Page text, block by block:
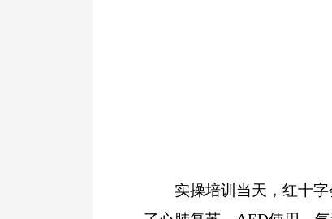
实操培训当天，红十字